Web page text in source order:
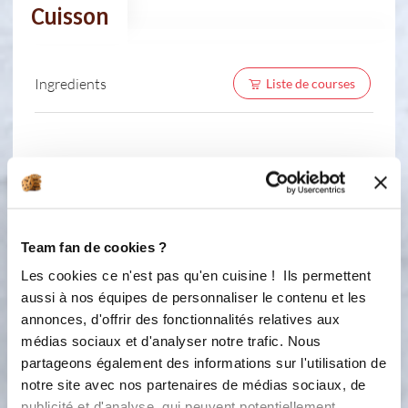
Team fan de cookies ?
Les cookies ce n'est pas qu'en cuisine ! Ils permettent
aussi à nos équipes de personnaliser le contenu et les
annonces, d'offrir des fonctionnalités relatives aux
médias sociaux et d'analyser notre trafic. Nous
partageons également des informations sur l'utilisation de
notre site avec nos partenaires de médias sociaux, de
Cuisson
Ingredients Liste de courses
1
La pâte à crêpes est prête, elle parait
plus liquide qu'une pâte à crêpes
Versez-la dans un récipient. Vous
pouvez la laisser reposer 1 h. Veillez à
bien la remuer après le repos, la